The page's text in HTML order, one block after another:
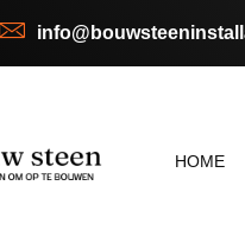
HOME